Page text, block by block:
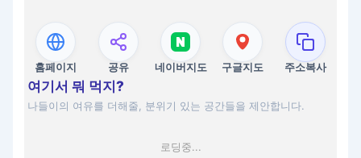
홈페이지 공유 네이버지도 구글지도 주소복사
여기서 뭐 먹지?
나들이의 여유를 더해줄, 분위기 있는 공간들을 제안합니다.
로딩중...